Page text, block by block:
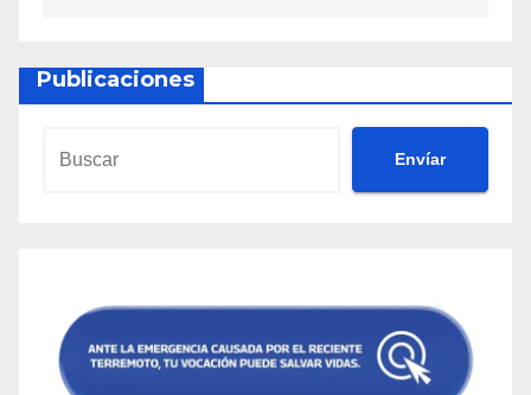
Publicaciones
Envíar